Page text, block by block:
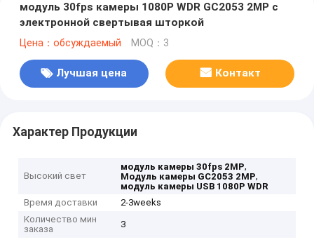
модуль 30fps камеры 1080P WDR GC2053 2MP с
электронной свертывая шторкой
Цена：обсуждаемый MOQ：3
Лучшая цена Контакт
Характер Продукции
Высокий свет
модуль камеры 30fps 2MP,
Модуль камеры GC2053 2MP,
модуль камеры USB 1080P WDR
Время доставки
2-3weeks
Количество мин
заказа
3